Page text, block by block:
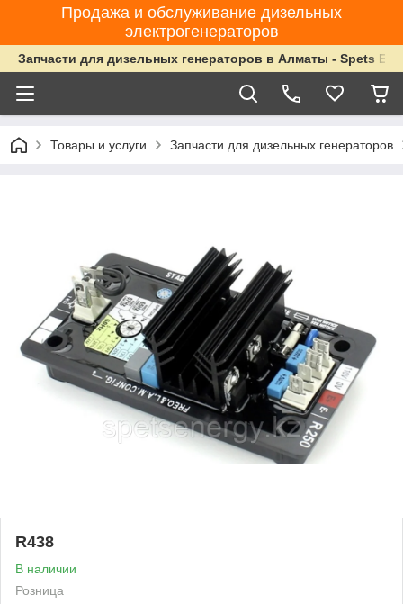
Продажа и обслуживание дизельных
электрогенераторов
Запчасти для дизельных генераторов в Алматы - Spets
Товары и услуги Запчасти для дизельных генераторов
R438
В наличии
Розница